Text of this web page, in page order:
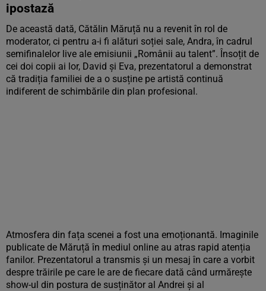
ipostază
De această dată, Cătălin Măruță nu a revenit în rol de
moderator, ci pentru a-i fi alături soției sale, Andra, în cadrul
semifinalelor live ale emisiunii „Românii au talent”. Însoțit de
cei doi copii ai lor, David și Eva, prezentatorul a demonstrat
că tradiția familiei de a o susține pe artistă continuă
indiferent de schimbările din plan profesional.
Atmosfera din fața scenei a fost una emoționantă. Imaginile
publicate de Măruță în mediul online au atras rapid atenția
fanilor. Prezentatorul a transmis și un mesaj în care a vorbit
despre trăirile pe care le are de fiecare dată când urmărește
show-ul din postura de susținător al Andrei și al